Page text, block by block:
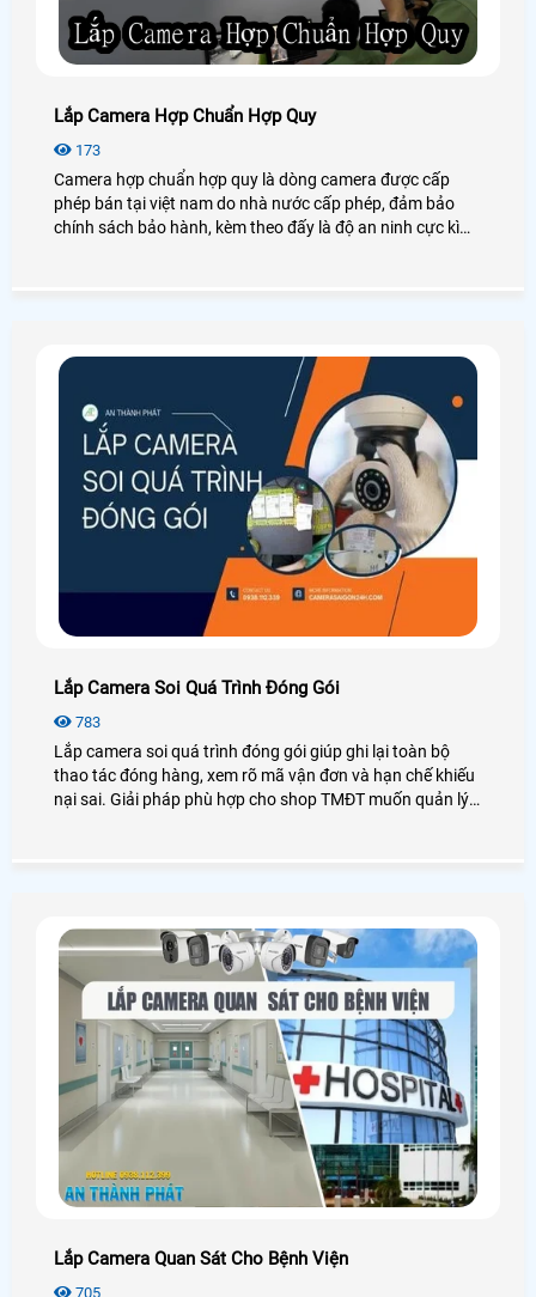
Lắp Camera Hợp Chuẩn Hợp Quy
173
Camera hợp chuẩn hợp quy là dòng camera được cấp
phép bán tại việt nam do nhà nước cấp phép, đảm bảo
chính sách bảo hành, kèm theo đấy là độ an ninh cực kì
Lắp Camera Soi Quá Trình Đóng Gói
783
Lắp camera soi quá trình đóng gói giúp ghi lại toàn bộ
thao tác đóng hàng, xem rõ mã vận đơn và hạn chế khiếu
nại sai. Giải pháp phù hợp cho shop TMĐT muốn quản lý
Lắp Camera Quan Sát Cho Bệnh Viện
705